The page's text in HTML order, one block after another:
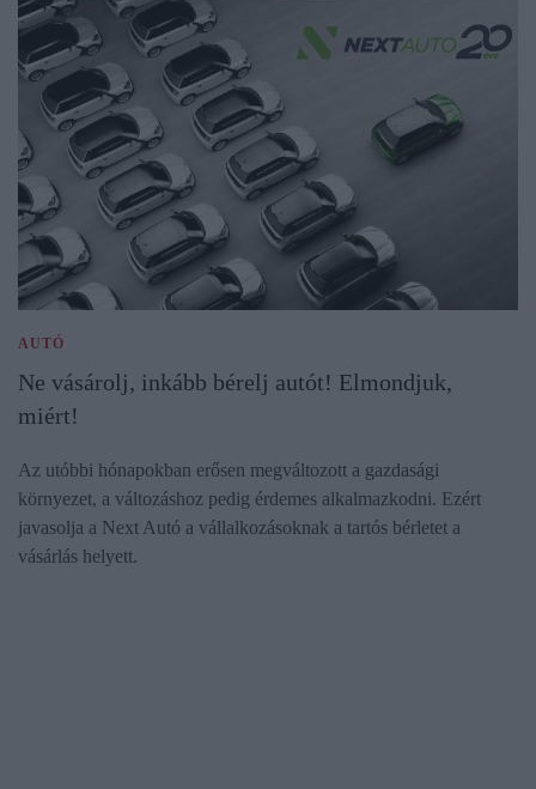
AUTÓ
Ne vásárolj, inkább bérelj autót! Elmondjuk,
miért!
Az utóbbi hónapokban erősen megváltozott a gazdasági
környezet, a változáshoz pedig érdemes alkalmazkodni. Ezért
javasolja a Next Autó a vállalkozásoknak a tartós bérletet a
vásárlás helyett.